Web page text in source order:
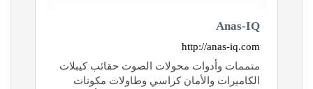
Anas-IQ
http://anas-iq.com
متممات وأدوات محولات الصوت حقائب كيبلات
الكاميرات والأمان كراسي وطاولات مكونات